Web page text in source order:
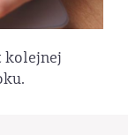
kolejnej